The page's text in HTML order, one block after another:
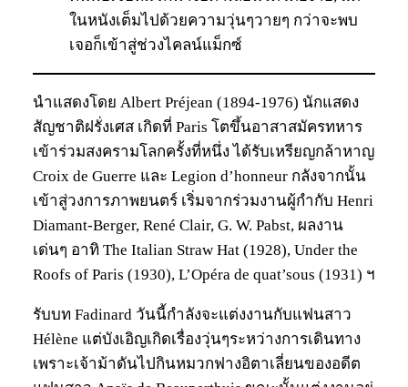
ในหนังเต็มไปด้วยความวุ่นๆวายๆ กว่าจะพบ
เจอก็เข้าสู่ช่วงไคลน์แม็กซ์
นำแสดงโดย Albert Préjean (1894-1976) นักแสดง
สัญชาติฝรั่งเศส เกิดที่ Paris โตขึ้นอาสาสมัครทหาร
เข้าร่วมสงครามโลกครั้งที่หนึ่ง ได้รับเหรียญกล้าหาญ
Croix de Guerre และ Legion d’honneur กลังจากนั้น
เข้าสู่วงการภาพยนตร์ เริ่มจากร่วมงานผู้กำกับ Henri
Diamant-Berger, René Clair, G. W. Pabst, ผลงาน
เด่นๆ อาทิ The Italian Straw Hat (1928), Under the
Roofs of Paris (1930), L’Opéra de quat’sous (1931) ฯ
รับบท Fadinard วันนี้กำลังจะแต่งงานกับแฟนสาว
Hélène แต่บังเอิญเกิดเรื่องวุ่นๆระหว่างการเดินทาง
เพราะเจ้าม้าดันไปกินหมวกฟางอิตาเลี่ยนของอดีต